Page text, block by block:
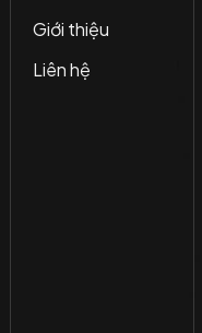
Giới thiệu
Liên hệ